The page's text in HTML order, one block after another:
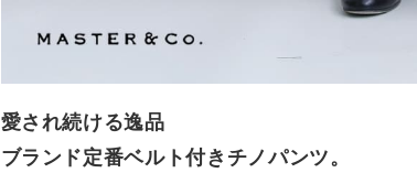
愛され続ける逸品
ブランド定番ベルト付きチノパンツ。